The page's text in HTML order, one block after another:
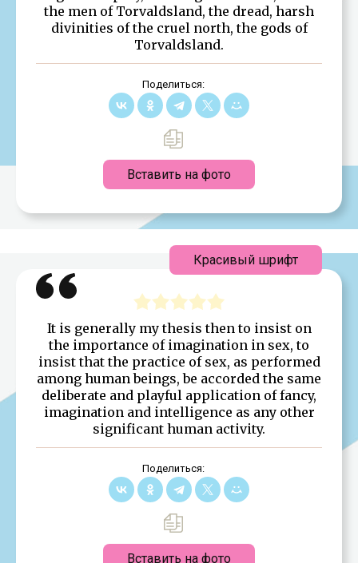
the men of Torvaldsland, the dread, harsh
divinities of the cruel north, the gods of
Torvaldsland.
Поделиться:
Вставить на фото
It is generally my thesis then to insist on
the importance of imagination in sex, to
insist that the practice of sex, as performed
among human beings, be accorded the same
deliberate and playful application of fancy,
imagination and intelligence as any other
significant human activity.
Поделиться:
Вставить на фото
Красивый шрифт